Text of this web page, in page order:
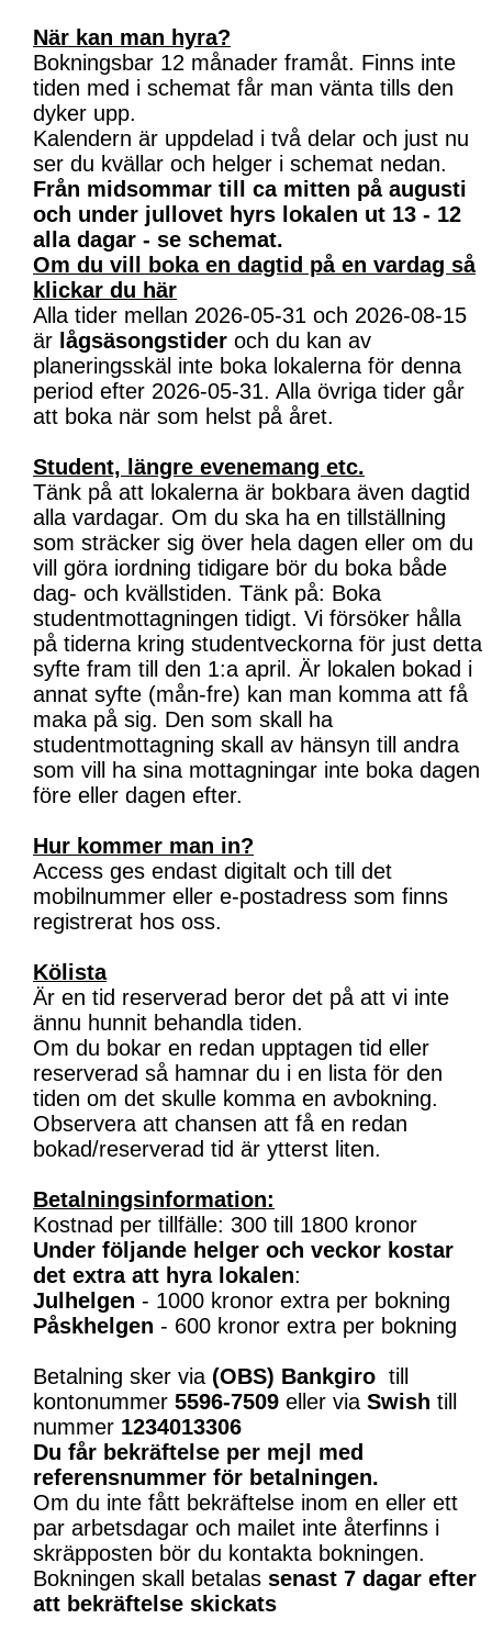
När kan man hyra?
Bokningsbar 12 månader framåt. Finns inte
tiden med i schemat får man vänta tills den
dyker upp.
Kalendern är uppdelad i två delar och just nu
ser du kvällar och helger i schemat nedan.
Från midsommar till ca mitten på augusti
och under jullovet hyrs lokalen ut 13 - 12
alla dagar - se schemat.
Om du vill boka en dagtid på en vardag så
klickar du här
Alla tider mellan 2026-05-31 och 2026-08-15
är lågsäsongstider och du kan av
planeringsskäl inte boka lokalerna för denna
period efter 2026-05-31. Alla övriga tider går
att boka när som helst på året.
Student, längre evenemang etc.
Tänk på att lokalerna är bokbara även dagtid
alla vardagar. Om du ska ha en tillställning
som sträcker sig över hela dagen eller om du
vill göra iordning tidigare bör du boka både
dag- och kvällstiden. Tänk på: Boka
studentmottagningen tidigt. Vi försöker hålla
på tiderna kring studentveckorna för just detta
syfte fram till den 1:a april. Är lokalen bokad i
annat syfte (mån-fre) kan man komma att få
maka på sig. Den som skall ha
studentmottagning skall av hänsyn till andra
som vill ha sina mottagningar inte boka dagen
före eller dagen efter.
Hur kommer man in?
Access ges endast digitalt och till det
mobilnummer eller e-postadress som finns
registrerat hos oss.
Kölista
Är en tid reserverad beror det på att vi inte
ännu hunnit behandla tiden.
Om du bokar en redan upptagen tid eller
reserverad så hamnar du i en lista för den
tiden om det skulle komma en avbokning.
Observera att chansen att få en redan
bokad/reserverad tid är ytterst liten.
Betalningsinformation:
Kostnad per tillfälle: 300 till 1800 kronor
Under följande helger och veckor kostar
det extra att hyra lokalen:
Julhelgen - 1000 kronor extra per bokning
Påskhelgen - 600 kronor extra per bokning
Betalning sker via (OBS) Bankgiro till
kontonummer 5596-7509 eller via Swish till
nummer 1234013306
Du får bekräftelse per mejl med
referensnummer för betalningen.
Om du inte fått bekräftelse inom en eller ett
par arbetsdagar och mailet inte återfinns i
skräpposten bör du kontakta bokningen.
Bokningen skall betalas senast 7 dagar efter
att bekräftelse skickats